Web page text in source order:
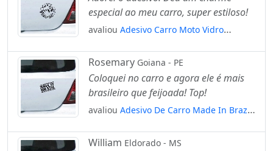
especial ao meu carro, super estiloso!
avaliou Adesivo Carro Moto Vidro
Mod:3984
Rosemary Goiana - PE
Coloquei no carro e agora ele é mais
brasileiro que feijoada! Top!
avaliou Adesivo De Carro Made In Brazil
William Eldorado - MS